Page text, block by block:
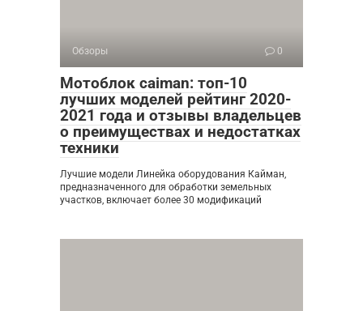
Обзоры 0
Мотоблок caiman: топ-10
лучших моделей рейтинг 2020-
2021 года и отзывы владельцев
о преимуществах и недостатках
техники
Лучшие модели Линейка оборудования Кайман,
предназначенного для обработки земельных
участков, включает более 30 модификаций